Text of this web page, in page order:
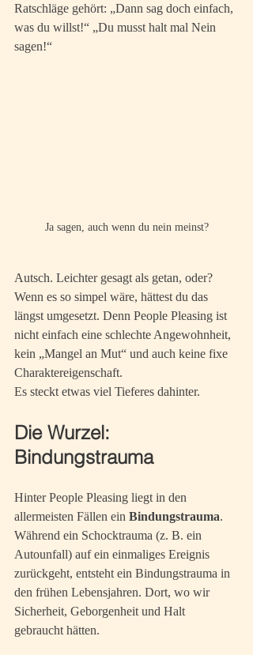
Ratschläge gehört: „Dann sag doch einfach,
was du willst!“ „Du musst halt mal Nein
sagen!“
Ja sagen, auch wenn du nein meinst?
Autsch. Leichter gesagt als getan, oder?
Wenn es so simpel wäre, hättest du das
längst umgesetzt. Denn People Pleasing ist
nicht einfach eine schlechte Angewohnheit,
kein „Mangel an Mut“ und auch keine fixe
Charaktereigenschaft.
Es steckt etwas viel Tieferes dahinter.
Die Wurzel:
Bindungstrauma
Hinter People Pleasing liegt in den
allermeisten Fällen ein Bindungstrauma.
Während ein Schocktrauma (z. B. ein
Autounfall) auf ein einmaliges Ereignis
zurückgeht, entsteht ein Bindungstrauma in
den frühen Lebensjahren. Dort, wo wir
Sicherheit, Geborgenheit und Halt
gebraucht hätten.